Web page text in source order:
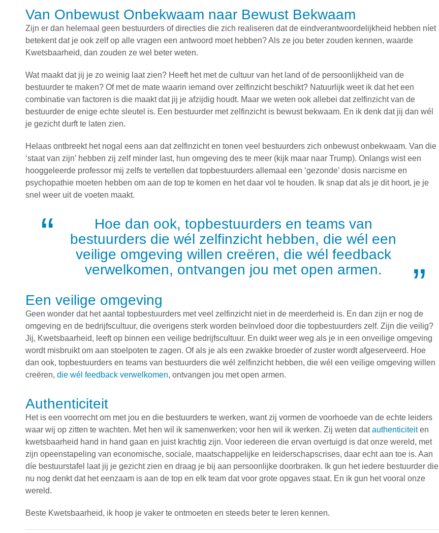
Van Onbewust Onbekwaam naar Bewust Bekwaam
Zijn er dan helemaal geen bestuurders of directies die zich realiseren dat de eindverantwoordelijkheid hebben níet
betekent dat je ook zelf op alle vragen een antwoord moet hebben? Als ze jou beter zouden kennen, waarde
Kwetsbaarheid, dan zouden ze wel beter weten.
Wat maakt dat jij je zo weinig laat zien? Heeft het met de cultuur van het land of de persoonlijkheid van de
bestuurder te maken? Of met de mate waarin iemand over zelfinzicht beschikt? Natuurlijk weet ik dat het een
combinatie van factoren is die maakt dat jij je afzijdig houdt. Maar we weten ook allebei dat zelfinzicht van de
bestuurder de enige echte sleutel is. Een bestuurder met zelfinzicht is bewust bekwaam. En ik denk dat jij dan wél
je gezicht durft te laten zien.
Helaas ontbreekt het nogal eens aan dat zelfinzicht en tonen veel bestuurders zich onbewust onbekwaam. Van die
‘staat van zijn’ hebben zij zelf minder last, hun omgeving des te meer (kijk maar naar Trump). Onlangs wist een
hooggeleerde professor mij zelfs te vertellen dat topbestuurders allemaal een ‘gezonde’ dosis narcisme en
psychopathie moeten hebben om aan de top te komen en het daar vol te houden. Ik snap dat als je dit hoort, je je
snel weer uit de voeten maakt.
Hoe dan ook, topbestuurders en teams van
bestuurders die wél zelfinzicht hebben, die wél een
veilige omgeving willen creëren, die wél feedback
verwelkomen, ontvangen jou met open armen.
Een veilige omgeving
Geen wonder dat het aantal topbestuurders met veel zelfinzicht niet in de meerderheid is. En dan zijn er nog de
omgeving en de bedrijfscultuur, die overigens sterk worden beïnvloed door die topbestuurders zelf. Zijn die veilig?
Jij, Kwetsbaarheid, leeft op binnen een veilige bedrijfscultuur. En duikt weer weg als je in een onveilige omgeving
wordt misbruikt om aan stoelpoten te zagen. Of als je als een zwakke broeder of zuster wordt afgeserveerd. Hoe
dan ook, topbestuurders en teams van bestuurders die wél zelfinzicht hebben, die wél een veilige omgeving willen
creëren, die wél feedback verwelkomen, ontvangen jou met open armen.
Authenticiteit
Het is een voorrecht om met jou en die bestuurders te werken, want zij vormen de voorhoede van de echte leiders
waar wij op zitten te wachten. Met hen wil ik samenwerken; voor hen wil ik werken. Zij weten datauthenticiteiten
kwetsbaarheid hand in hand gaan en juist krachtig zijn. Voor iedereen die ervan overtuigd is dat onze wereld, met
zijn opeenstapeling van economische, sociale, maatschappelijke en leiderschapscrises, daar echt aan toe is. Aan
díe bestuurstafel laat jij je gezicht zien en draag je bij aan persoonlijke doorbraken. Ik gun het iedere bestuurder die
nu nog denkt dat het eenzaam is aan de top en elk team dat voor grote opgaves staat. En ik gun het vooral onze
wereld.
Beste Kwetsbaarheid, ik hoop je vaker te ontmoeten en steeds beter te leren kennen.